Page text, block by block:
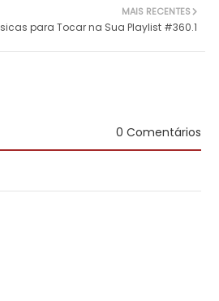
MAIS RECENTES
para Tocar na Sua Playlist #360.1
0 Comentários